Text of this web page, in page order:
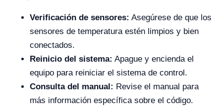
Verificación de sensores: Asegúrese de que los
sensores de temperatura estén limpios y bien
conectados.
Reinicio del sistema: Apague y encienda el
equipo para reiniciar el sistema de control.
Consulta del manual: Revise el manual para
más información específica sobre el código.